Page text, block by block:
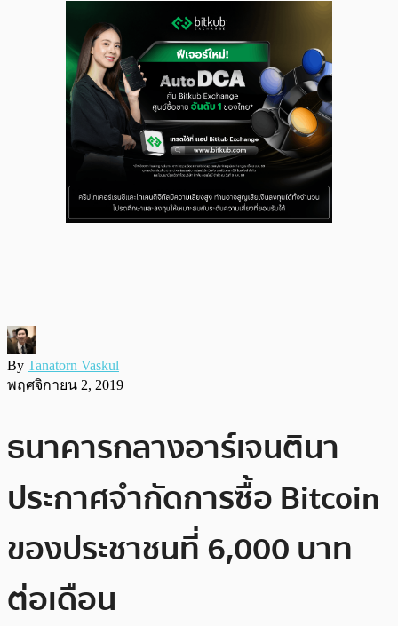
By Tanatorn Vaskul
พฤศจิกายน 2, 2019
ธนาคารกลางอาร์เจนตินา
ประกาศจำกัดการซื้อ Bitcoin
ของประชาชนที่ 6,000 บาท
ต่อเดือน